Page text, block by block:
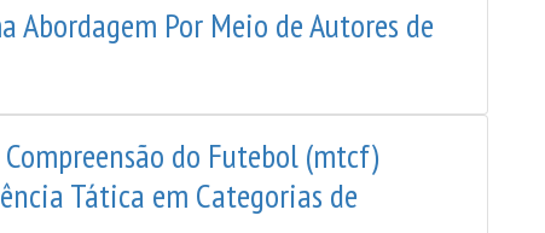
Por Meio de Autores de
do Futebol (mtcf)
Tática em Categorias de